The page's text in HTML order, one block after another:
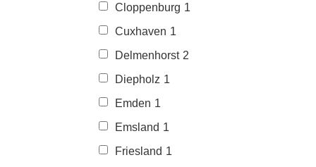
Cloppenburg 1
Cuxhaven 1
Delmenhorst 2
Diepholz 1
Emden 1
Emsland 1
Friesland 1